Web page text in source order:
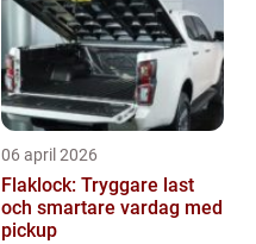
06 april 2026
Flaklock: Tryggare last
och smartare vardag med
pickup